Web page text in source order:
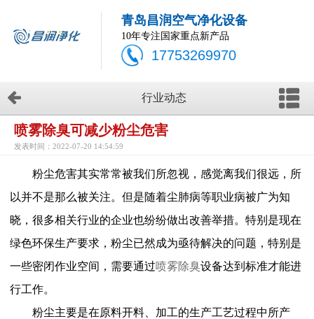
青岛昌润空气净化设备
10年专注国家重点新产品
17753269970
行业动态
喷雾除臭可减少粉尘危害
发表时间：2022-07-20 14:54:59
粉尘危害其实常常被我们所忽视，感觉离我们很远，所
以并不是那么被关注。但是随着尘肺病等职业病被广为知
晓，很多相关行业的企业也纷纷做出改善举措。特别是现在
绿色环保生产要求，粉尘已然成为亟待解决的问题，特别是
一些密闭作业空间，需要通过喷雾除臭设备达到标准才能进
行工作。
粉尘主要是在原料开料、加工的生产工艺过程中所产